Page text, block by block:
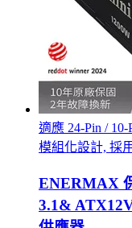
適應 24-Pin /
模組化設計, 採
ENERMAX
3.1&